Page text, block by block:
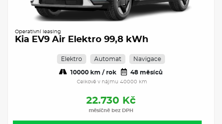
Operativní leasing
Kia EV9 Air Elektro 99,8 kWh
Elektro Automat Navigace
10000 km / rok 48 měsíců
Celkově v nájmu 40000 km
22.730 Kč
měsíčně bez DPH